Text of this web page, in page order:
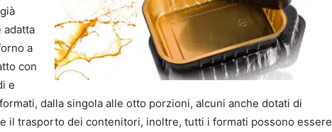
adatta
a
con
e
dalla singola alle otto porzioni, alcuni anche dotati di
il trasporto dei contenitori, inoltre, tutti i formati possono essere